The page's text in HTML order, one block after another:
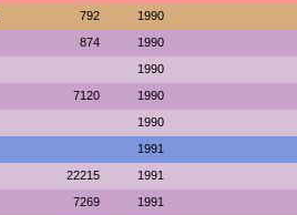
792 1990
874 1990
1990
7120 1990
1990
1991
22215 1991
7269 1991